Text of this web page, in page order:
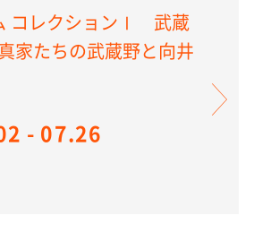
コレクションⅠ 武蔵
家たちの武蔵野と向井
- 07.26